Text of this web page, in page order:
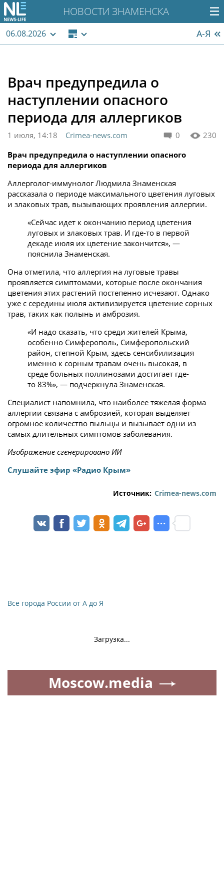
НОВОСТИ ЗНАМЕНСКА
06.08.2026 А-Я
Врач предупредила о
наступлении опасного
периода для аллергиков
0 230
1 июля, 14:18
Crimea-news.com
Врач предупредила о наступлении опасного
периода для аллергиков
Аллерголог-иммунолог Людмила Знаменская
рассказала о периоде максимального цветения луговых
и злаковых трав, вызывающих проявления аллергии.
«Сейчас идет к окончанию период цветения
луговых и злаковых трав. И где-то в первой
декаде июля их цветение закончится», —
пояснила Знаменская.
Она отметила, что аллергия на луговые травы
проявляется симптомами, которые после окончания
цветения этих растений постепенно исчезают. Однако
уже с середины июля активизируется цветение сорных
трав, таких как полынь и амброзия.
«И надо сказать, что среди жителей Крыма,
особенно Симферополь, Симферопольский
район, степной Крым, здесь сенсибилизация
именно к сорным травам очень высокая, в
среде больных поллинозами достигает где-
то 83%», — подчеркнула Знаменская.
Специалист напомнила, что наиболее тяжелая форма
аллергии связана с амброзией, которая выделяет
огромное количество пыльцы и вызывает одни из
самых длительных симптомов заболевания.
Изображение сгенерировано ИИ
Слушайте эфир «Радио Крым»
Источник: Crimea-news.com
Все города России от А до Я
Загрузка...
Moscow.media